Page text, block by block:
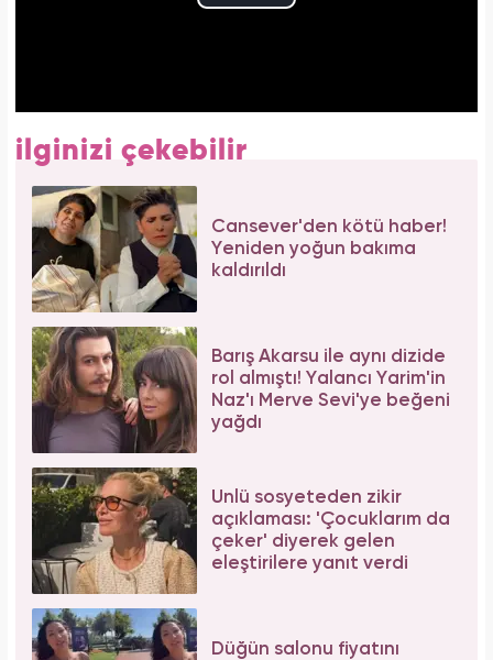
ilginizi çekebilir
Cansever'den kötü haber!
Yeniden yoğun bakıma
kaldırıldı
Barış Akarsu ile aynı dizide
rol almıştı! Yalancı Yarim'in
Naz'ı Merve Sevi'ye beğeni
yağdı
Ünlü sosyeteden zikir
açıklaması: 'Çocuklarım da
çeker' diyerek gelen
eleştirilere yanıt verdi
Düğün salonu fiyatını